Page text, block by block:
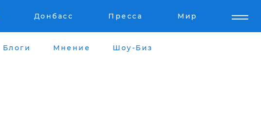
Донбасс Пресса Мир
Блоги Мнение Шоу-Биз